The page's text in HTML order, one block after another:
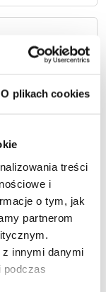
O plikach cookies
treści
i
o tym, jak
partnerom
z innymi danymi
podczas